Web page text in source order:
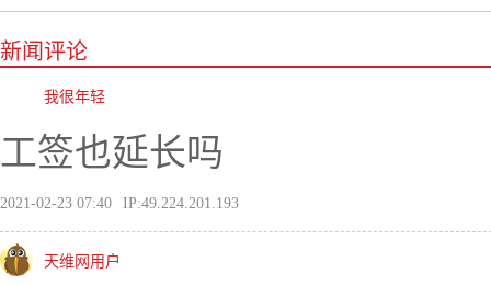
新闻评论
我很年轻
工签也延长吗
2021-02-23 07:40 IP:49.224.201.193
天维网用户